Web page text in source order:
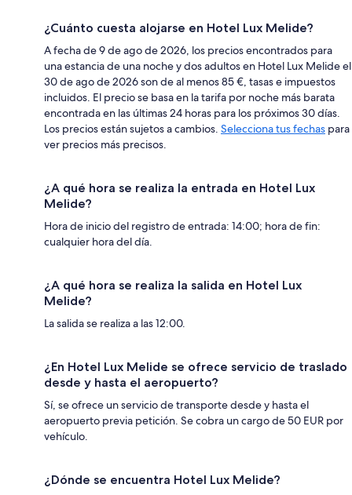
¿Cuánto cuesta alojarse en Hotel Lux Melide?
A fecha de 9 de ago de 2026, los precios encontrados para
una estancia de una noche y dos adultos en Hotel Lux Melide el
30 de ago de 2026 son de al menos 85 €, tasas e impuestos
incluidos. El precio se basa en la tarifa por noche más barata
encontrada en las últimas 24 horas para los próximos 30 días.
Los precios están sujetos a cambios. Selecciona tus fechas para
ver precios más precisos.
¿A qué hora se realiza la entrada en Hotel Lux
Melide?
Hora de inicio del registro de entrada: 14:00; hora de fin:
cualquier hora del día.
¿A qué hora se realiza la salida en Hotel Lux
Melide?
La salida se realiza a las 12:00.
¿En Hotel Lux Melide se ofrece servicio de traslado
desde y hasta el aeropuerto?
Sí, se ofrece un servicio de transporte desde y hasta el
aeropuerto previa petición. Se cobra un cargo de 50 EUR por
vehículo.
¿Dónde se encuentra Hotel Lux Melide?